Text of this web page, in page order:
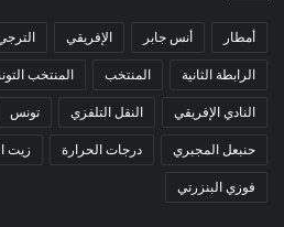
أمطار أنس جابر الإفريقي
الرابطة الثانية المنتخب المنتخب
النادي الإفريقي النقل التلفزي تونس
حنبعل المجبري درجات الحرارة زيت
فوزي البنزرتي